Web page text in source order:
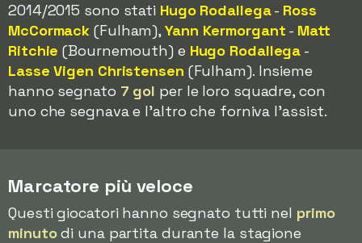
2014/2015 sono stati Hugo Rodallega- Ross
McCormack (Fulham),Yann Kermorgant - Matt
Ritchie (Bournemouth) e Hugo Rodallega -
Lasse Vigen Christensen (Fulham). Insieme
hanno segnato 7 gol per le loro squadre, con
uno che segnava e l'altro che forniva l'assist.
Marcatore più veloce
Questi giocatori hanno segnato tutti nel primo
minutodi una partita durante la stagione